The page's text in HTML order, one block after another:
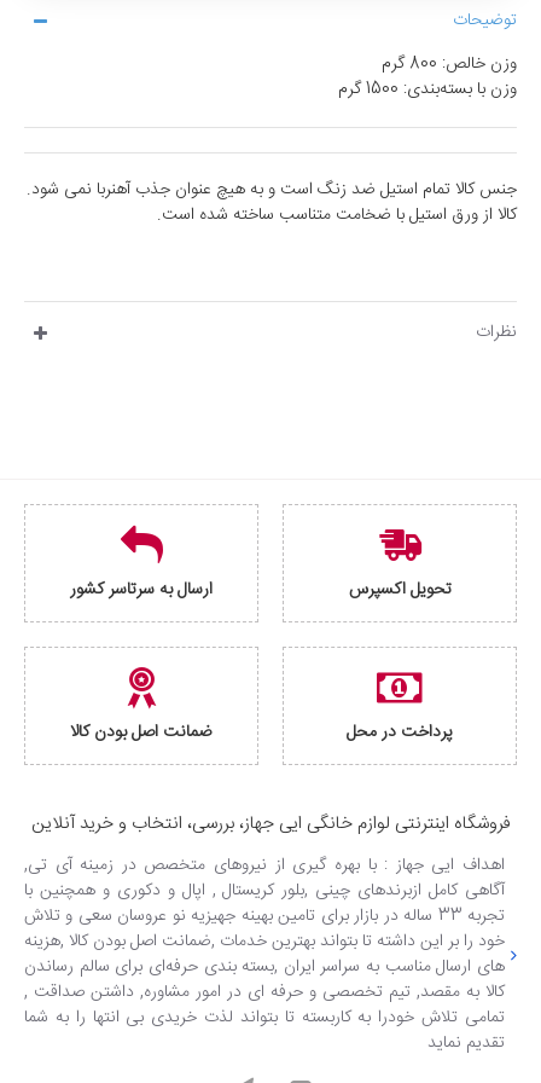
توضیحات
وزن خالص: 800 گرم
وزن با بسته‌بندی: 1500 گرم
جنس کالا تمام استیل ضد زنگ است و به هیچ عنوان جذب آهنربا نمی شود.
کالا از ورق استیل با ضخامت متناسب ساخته شده است.
نظرات
تحویل اکسپرس ارسال به سرتاسر کشور
پرداخت در محل ضمانت اصل بودن کالا
فروشگاه اینترنتی لوازم خانگی ایی جهاز، بررسی، انتخاب و خرید آنلاین
اهداف ایی جهاز : با بهره گیری از نیروهای متخصص در زمینه آی تی,
آگاهی کامل ازبرندهای چینی ,بلور کریستال , اپال و دکوری و همچنین با
تجربه 33 ساله در بازار برای تامین بهینه جهیزیه نو عروسان سعی و تلاش
خود را بر این داشته تا بتواند بهترین خدمات ,ضمانت اصل بودن کالا ,هزینه
های ارسال مناسب به سراسر ایران ,بسته بندی حرفه‌ای برای سالم رساندن
کالا به مقصد, تیم تخصصی و حرفه ای در امور مشاوره, داشتن صداقت ,
تمامی تلاش خودرا به کاربسته تا بتواند لذت خریدی بی انتها را به شما
تقدیم نماید